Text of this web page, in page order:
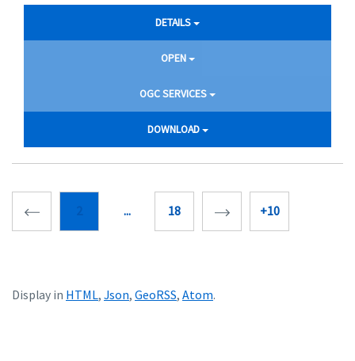
DETAILS
OPEN
OGC SERVICES
DOWNLOAD
2 ... 18 +10
Display in HTML, Json, GeoRSS, Atom.